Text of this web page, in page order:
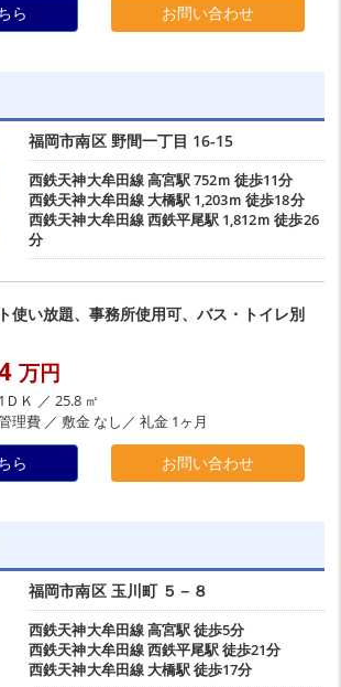
ら お問い合わせ
福岡市南区 野間一丁目 16-15
西鉄天神大牟田線高宮駅752ｍ 徒歩11分
西鉄天神大牟田線大橋駅1,203ｍ 徒歩18分
西鉄天神大牟田線西鉄平尾駅 1,812ｍ 徒歩26
分
使い放題、事務所使用可、バス・トイレ別
万円
1ＤＫ ／ 25.8 ㎡
理費 ／ 敷金 なし／ 礼金 1ヶ月
ら お問い合わせ
福岡市南区 玉川町５－８
西鉄天神大牟田線高宮駅徒歩5分
西鉄天神大牟田線西鉄平尾駅徒歩21分
西鉄天神大牟田線大橋駅徒歩17分